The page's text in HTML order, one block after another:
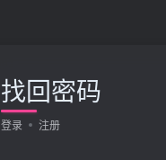
找回密码
登录 注册